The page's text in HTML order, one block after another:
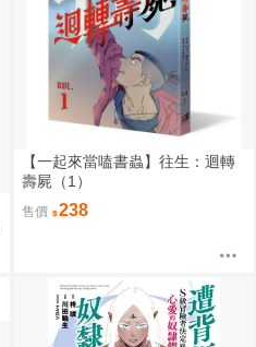
【一起來當嗑書蟲】往生：迴轉
壽屍（1）
售價 238